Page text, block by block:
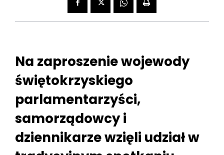
Na zaproszenie wojewody
świętokrzyskiego
parlamentarzyści,
samorządowcy i
dziennikarze wzięli udział w